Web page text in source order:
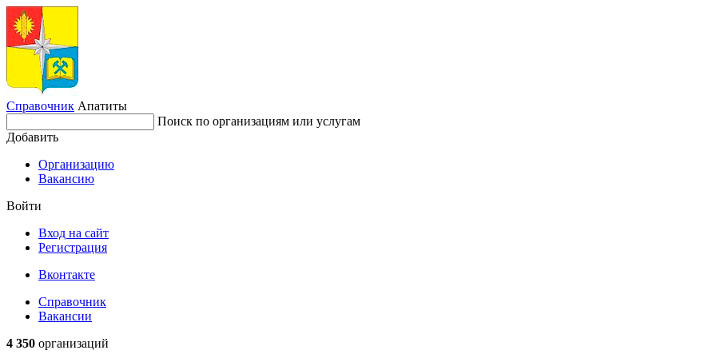
Справочник Апатиты
Поиск по организациям или услугам
Добавить
Организацию
Вакансию
Войти
Вход на сайт
Регистрация
Вконтакте
Справочник
Вакансии
4 350 организаций